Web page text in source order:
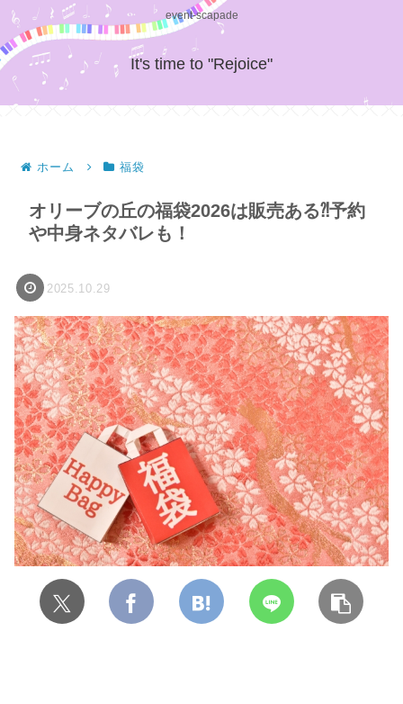
event-scapade
It's time to "Rejoice"
ホーム 福袋
オリーブの丘の福袋2026は販売ある⁈予約
や中身ネタバレも！
2025.10.29